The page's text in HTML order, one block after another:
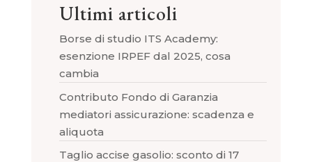
Ultimi articoli
Borse di studio ITS Academy:
esenzione IRPEF dal 2025, cosa
cambia
Contributo Fondo di Garanzia
mediatori assicurazione: scadenza e
aliquota
Taglio accise gasolio: sconto di 17